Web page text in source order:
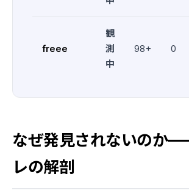
freee
観
測
中
98+ 0
なぜ発見されないのか
レの解剖